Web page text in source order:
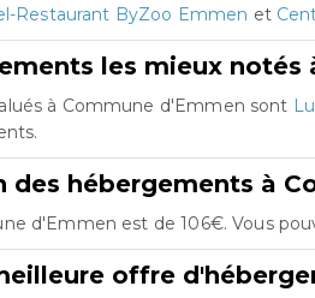
Restaurant ByZoo Emmen et
les mieux notés
à Commune d'Emmen sont
des hébergements à
d'Emmen est de 106€. Vous
offre